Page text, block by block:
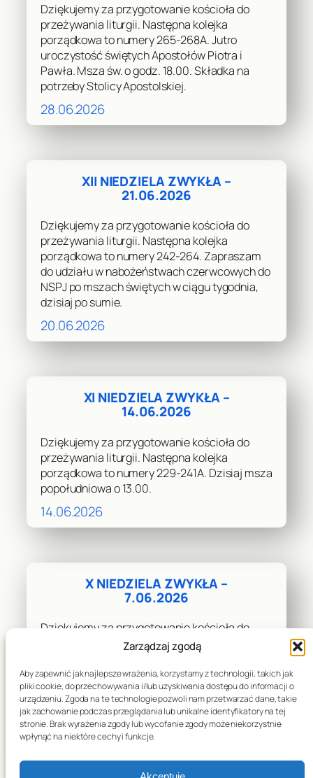
Zarządzaj zgodą
Aby zapewnić jak najlepsze wrażenia, korzystamy z technologii, takich jak
pliki cookie, do przechowywania i/lub uzyskiwania dostępu do informacji o
urządzeniu. Zgoda na te technologie pozwoli nam przetwarzać dane, takie
jak zachowanie podczas przeglądania lub unikalne identyfikatory na tej
stronie. Brak wyrażenia zgody lub wycofanie zgody może niekorzystnie
wpłynąć na niektóre cechy i funkcje.
Dziękujemy za przygotowanie kościoła do
przeżywania liturgii. Następna kolejka
porządkowa to numery 265-268A. Jutro
uroczystość świętych Apostołów Piotra i
Pawła. Msza św. o godz. 18.00. Składka na
potrzeby Stolicy Apostolskiej.
28.06.2026
XII NIEDZIELA ZWYKŁA –
21.06.2026
Dziękujemy za przygotowanie kościoła do
przeżywania liturgii. Następna kolejka
porządkowa to numery 242-264. Zapraszam
do udziału w nabożeństwach czerwcowych do
NSPJ po mszach świętych w ciągu tygodnia,
dzisiaj po sumie.
20.06.2026
XI NIEDZIELA ZWYKŁA –
14.06.2026
Dziękujemy za przygotowanie kościoła do
przeżywania liturgii. Następna kolejka
porządkowa to numery 229-241A. Dzisiaj msza
popołudniowa o 13.00.
14.06.2026
X NIEDZIELA ZWYKŁA –
7.06.2026
Dziękujemy za przygotowanie kościoła do
przeżywania liturgii. Dziękuję bardzo za
wszystkim zaangażowanym i uczestnikom
procesji. Następna kolejka porządkowa to
numery 212-226. Dzisiaj niedziela adoracyjna
– nabożeństwo czerwcowe.…
06.06.2026